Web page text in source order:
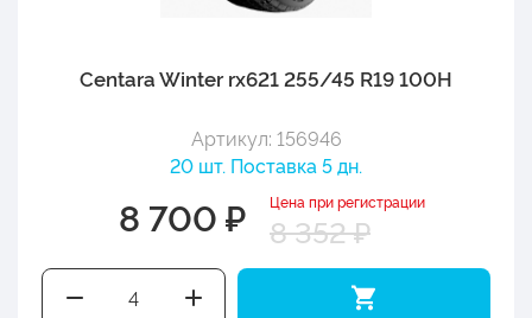
Centara Winter rx621 255/45 R19 100H
Артикул: 156946
20 шт. Поставка 5 дн.
8 700 ₽ Цена при регистрации
8 352 ₽